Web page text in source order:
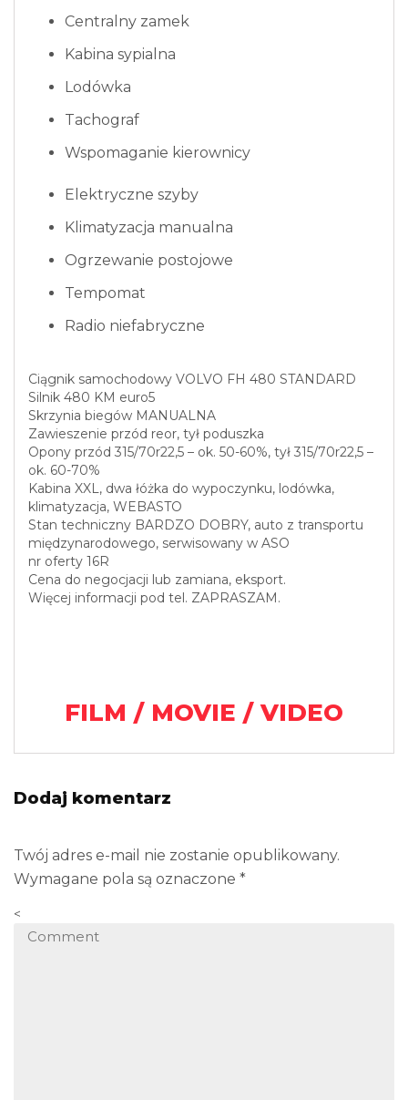
Centralny zamek
Kabina sypialna
Lodówka
Tachograf
Wspomaganie kierownicy
Elektryczne szyby
Klimatyzacja manualna
Ogrzewanie postojowe
Tempomat
Radio niefabryczne
Ciągnik samochodowy VOLVO FH 480 STANDARD
Silnik 480 KM euro5
Skrzynia biegów MANUALNA
Zawieszenie przód reor, tył poduszka
Opony przód 315/70r22,5 – ok. 50-60%, tył 315/70r22,5 –
ok. 60-70%
Kabina XXL, dwa łóżka do wypoczynku, lodówka,
klimatyzacja, WEBASTO
Stan techniczny BARDZO DOBRY, auto z transportu
międzynarodowego, serwisowany w ASO
nr oferty 16R
Cena do negocjacji lub zamiana, eksport.
Więcej informacji pod tel. ZAPRASZAM.
FILM / MOVIE / VIDEO
Dodaj komentarz
Twój adres e-mail nie zostanie opublikowany.
Wymagane pola są oznaczone *
<